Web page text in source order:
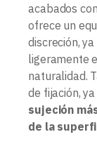
acabados
ofrece un
discreción,
ligeramente
naturalidad.
de fijación,
sujeción
de la